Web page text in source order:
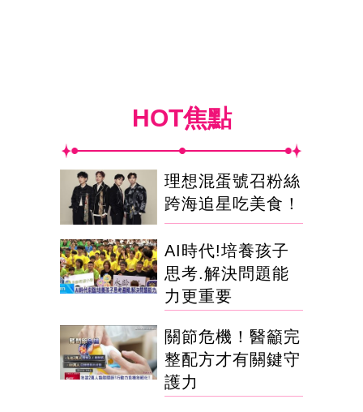
HOT焦點
理想混蛋號召粉絲
跨海追星吃美食！
AI時代!培養孩子
思考.解決問題能
力更重要
關節危機！醫籲完
整配方才有關鍵守
護力